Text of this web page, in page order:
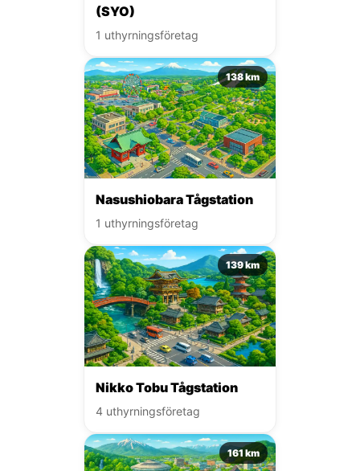
(SYO)
1 uthyrningsföretag
138 km
Nasushiobara Tågstation
1 uthyrningsföretag
139 km
Nikko Tobu Tågstation
4 uthyrningsföretag
161 km